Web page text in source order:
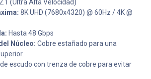
(Ultra Alta Velocidad)
8K UHD (7680x4320) @ 60Hz / 4K @
Hasta 48 Gbps
Núcleo: Cobre estañado para una
escudo con trenza de cobre para evitar